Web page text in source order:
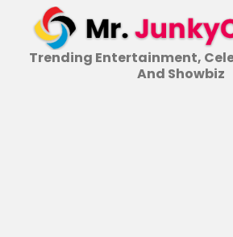
contentTrending Entertainment,
And Showbiz